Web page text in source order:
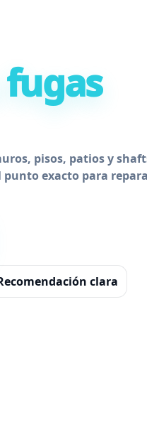
pisos, patios y
punto exacto para
clara